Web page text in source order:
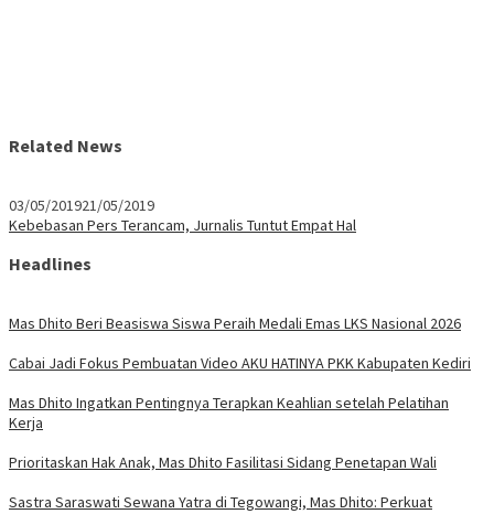
Related News
03/05/201921/05/2019
Kebebasan Pers Terancam, Jurnalis Tuntut Empat Hal
Headlines
Mas Dhito Beri Beasiswa Siswa Peraih Medali Emas LKS Nasional 2026
Cabai Jadi Fokus Pembuatan Video AKU HATINYA PKK Kabupaten Kediri
Mas Dhito Ingatkan Pentingnya Terapkan Keahlian setelah Pelatihan
Kerja
Prioritaskan Hak Anak, Mas Dhito Fasilitasi Sidang Penetapan Wali
Sastra Saraswati Sewana Yatra di Tegowangi, Mas Dhito: Perkuat